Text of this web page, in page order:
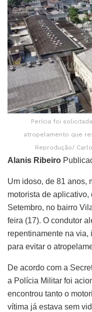
Perícia foi
atropelamento que
Reprodução/
Alanis Ribeiro
Um idoso, de 81 anos,
motorista de
Setembro, no bairro
feira (17). O condutor
repentinamente na
para evitar o
De acordo com a
a Polícia Militar foi
encontrou tanto o
vítima já estava sem